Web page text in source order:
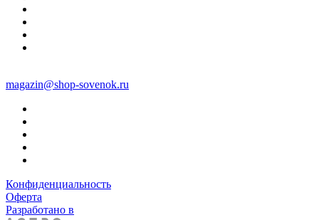
magazin@shop-sovenok.ru
Конфиденциальность
Оферта
Разработано в